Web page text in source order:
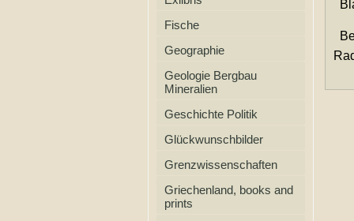
Fische
Geographie
Geologie Bergbau
Mineralien
Geschichte Politik
Glückwunschbilder
Grenzwissenschaften
Griechenland, books and
prints